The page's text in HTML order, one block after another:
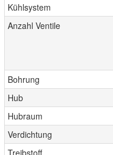
Kühlsystem
Anzahl Ventile
Bohrung
Hub
Hubraum
Verdichtung
Treibstoff